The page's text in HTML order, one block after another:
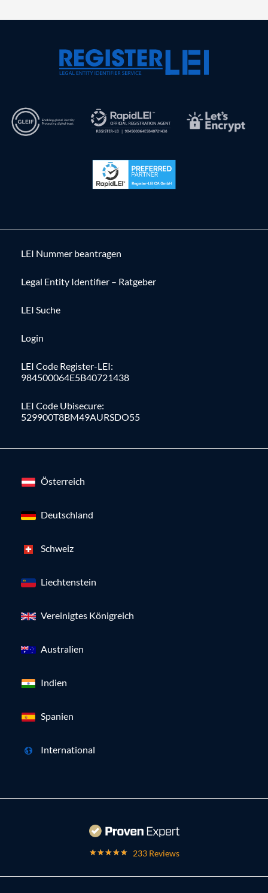
LEI Nummer beantragen
Legal Entity Identifier – Ratgeber
LEI Suche
Login
LEI Code Register-LEI:
984500064E5B40721438
LEI Code Ubisecure:
529900T8BM49AURSDO55
Österreich
Deutschland
Schweiz
Liechtenstein
Vereinigtes Königreich
Australien
Indien
Spanien
International
233 Reviews